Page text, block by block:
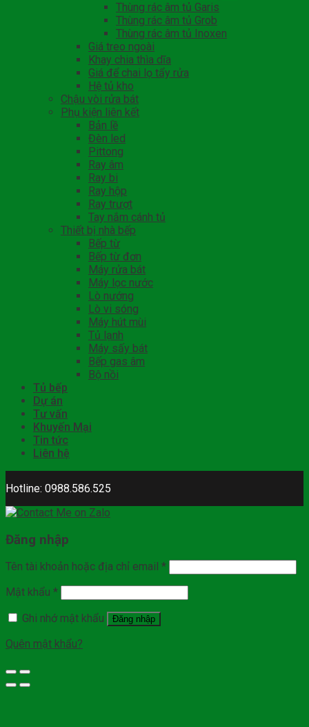
Thùng rác âm tủ Garis
Thùng rác âm tủ Grob
Thùng rác âm tủ Inoxen
Giá treo ngoài
Khay chia thìa dĩa
Giá để chai lọ tẩy rửa
Hệ tủ kho
Chậu vòi rửa bát
Phụ kiện liên kết
Bản lề
Đèn led
Pittong
Ray âm
Ray bi
Ray hộp
Ray trượt
Tay nắm cánh tủ
Thiết bị nhà bếp
Bếp từ
Bếp từ đơn
Máy rửa bát
Máy lọc nước
Lò nướng
Lò vi sóng
Máy hút mùi
Tủ lạnh
Máy sấy bát
Bếp gas âm
Bộ nồi
Tủ bếp
Dự án
Tư vấn
Khuyến Mại
Tin tức
Liên hệ
Hotline: 0988.586.525
Đăng nhập
Tên tài khoản hoặc địa chỉ email *
Mật khẩu *
Ghi nhớ mật khẩu
Đăng nhập
Quên mật khẩu?